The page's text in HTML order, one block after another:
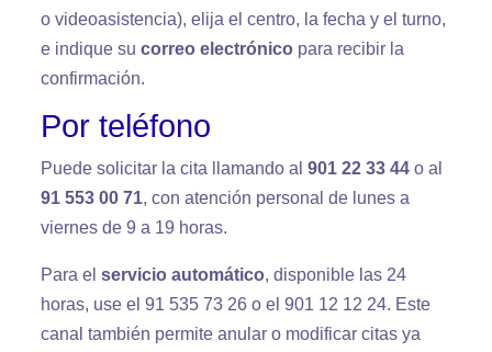
o videoasistencia), elija el centro, la fecha y el turno,
e indique su correo electrónicopara recibir la
confirmación.
Por teléfono
Puede solicitar la cita llamando al 901 22 33 44o al
91 553 00 71, con atención personal de lunes a
viernes de 9 a 19 horas.
Para el servicio automático, disponible las 24
horas, use el 91 535 73 26 o el 901 12 12 24. Este
canal también permite anular o modificar citas ya